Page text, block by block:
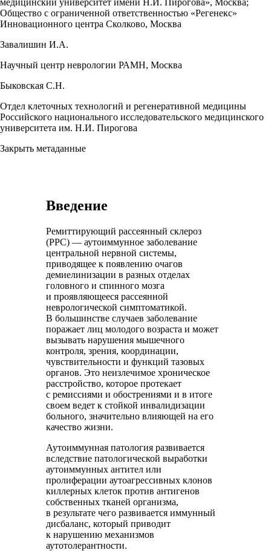
медицинский университет имени Н.И. Пирогова», Москва;
Общество с ограниченной ответственностью «Регенекс»
Инновационного центра Сколково, Москва
Завалишин И.А.
Научный центр неврологии РАМН, Москва
Быковская С.Н.
Отдел клеточных технологий и регенеративной медицины
Российского национального исследовательского медицинского
университета им. Н.И. Пирогова
Закрыть метаданные
Введение
Ремиттирующий рассеянный склероз
(РРС) — аутоиммунное заболевание
центральной нервной системы,
приводящее к появлению очагов
демиелинизации в разных отделах
головного и спинного мозга
и проявляющееся рассеянной
неврологической симптоматикой.
В большинстве случаев заболевание
поражает лиц молодого возраста и может
вызывать нарушения мышечного
контроля, зрения, координации,
чувствительности и функций тазовых
органов. Это неизлечимое хроническое
расстройство, которое протекает
с ремиссиями и обострениями и в итоге
своем ведет к стойкой инвалидизации
больного, значительно влияющей на его
качество жизни.
Аутоиммунная патология развивается
вследствие патологической выработки
аутоиммунных антител или
пролиферации аутоагрессивных клонов
киллерных клеток против антигенов
собственных тканей организма,
в результате чего развивается иммунный
дисбаланс, который приводит
к нарушению механизмов
аутотолерантности.